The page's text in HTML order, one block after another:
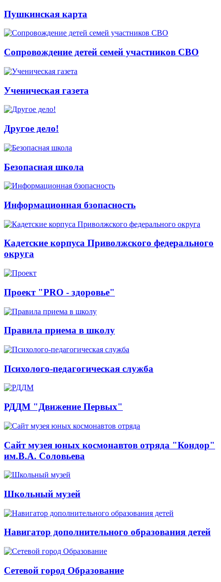
Пушкинская карта
Сопровождение детей семей участников СВО
Ученическая газета
Другое дело!
Безопасная школа
Информационная бзопасность
Кадетские корпуса Приволжского федерального
округа
Проект "PRO - здоровье"
Правила приема в школу
Психолого-педагогическая служба
РДДМ "Движение Первых"
Сайт музея юных космонавтов отряда "Кондор"
им.В.А. Соловьева
Школьный музей
Навигатор дополнительного образования детей
Сетевой город Образование